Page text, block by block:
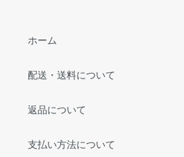
ホーム
配送・送料について
返品について
支払い方法について